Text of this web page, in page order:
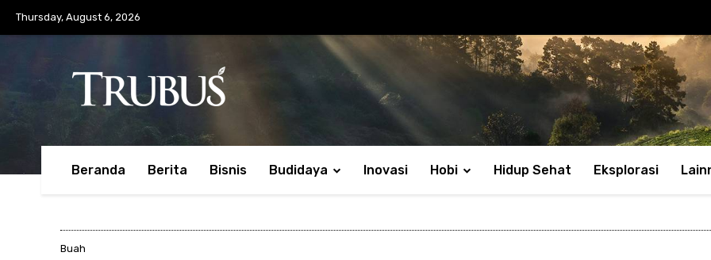
Thursday, August 6, 2026
Beranda Berita Bisnis Budidaya Inovasi Hobi Hidup Sehat Eksplorasi
Buah